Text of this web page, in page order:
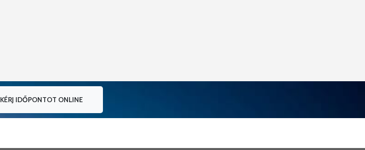
KÉRJ IDŐPONTOT ONLINE